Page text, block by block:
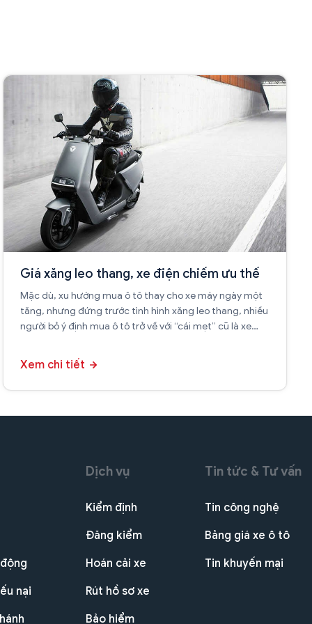
Giá xăng leo thang, xe điện chiếm ưu thế
Mặc dù, xu hướng mua ô tô thay cho xe máy ngày một
tăng, nhưng đứng trước tình hình xăng leo thang, nhiều
người bỏ ý định mua ô tô trở về với “cái mẹt” cũ là xe
Xem chi tiết
nại
Dịch vụ
Kiểm định
Đăng kiểm
Hoán cải xe
Rút hồ sơ xe
Bảo hiểm
Tin tức & Tư vấn
Tin công nghệ
Bảng giá xe ô tô
Tin khuyến mại